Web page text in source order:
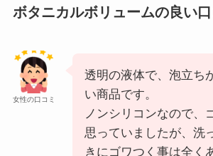
ボタニカルボリュームの良い口
女性の口コミ
透明の液体で、泡立ち
い商品です。
ノンシリコンなので、
思っていましたが、洗
きにゴワつく事は全く